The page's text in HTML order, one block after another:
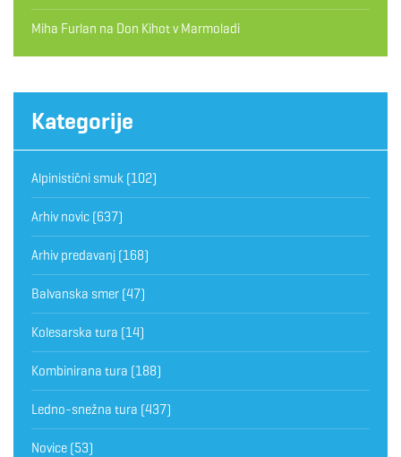
Miha Furlan na Don Kihot v Marmoladi
Kategorije
Alpinistični smuk (102)
Arhiv novic (637)
Arhiv predavanj (168)
Balvanska smer (47)
Kolesarska tura (14)
Kombinirana tura (188)
Ledno-snežna tura (437)
Novice (53)